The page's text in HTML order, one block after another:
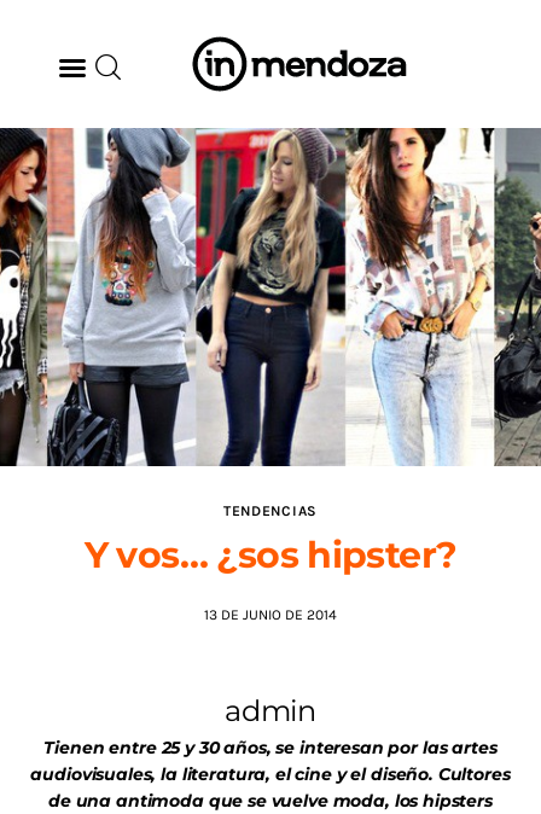
BODEGAS
GASTRONOMÍA
ARTE & CULTURA
MÚSICA
DÓNDE IR
TENDENCIAS
TENDENCIAS
Y vos… ¿sos hipster?
13 DE JUNIO DE 2014
admin
Tienen entre 25 y 30 años, se interesan por las artes
audiovisuales, la literatura, el cine y el diseño. Cultores
de una antimoda que se vuelve moda, los hipsters